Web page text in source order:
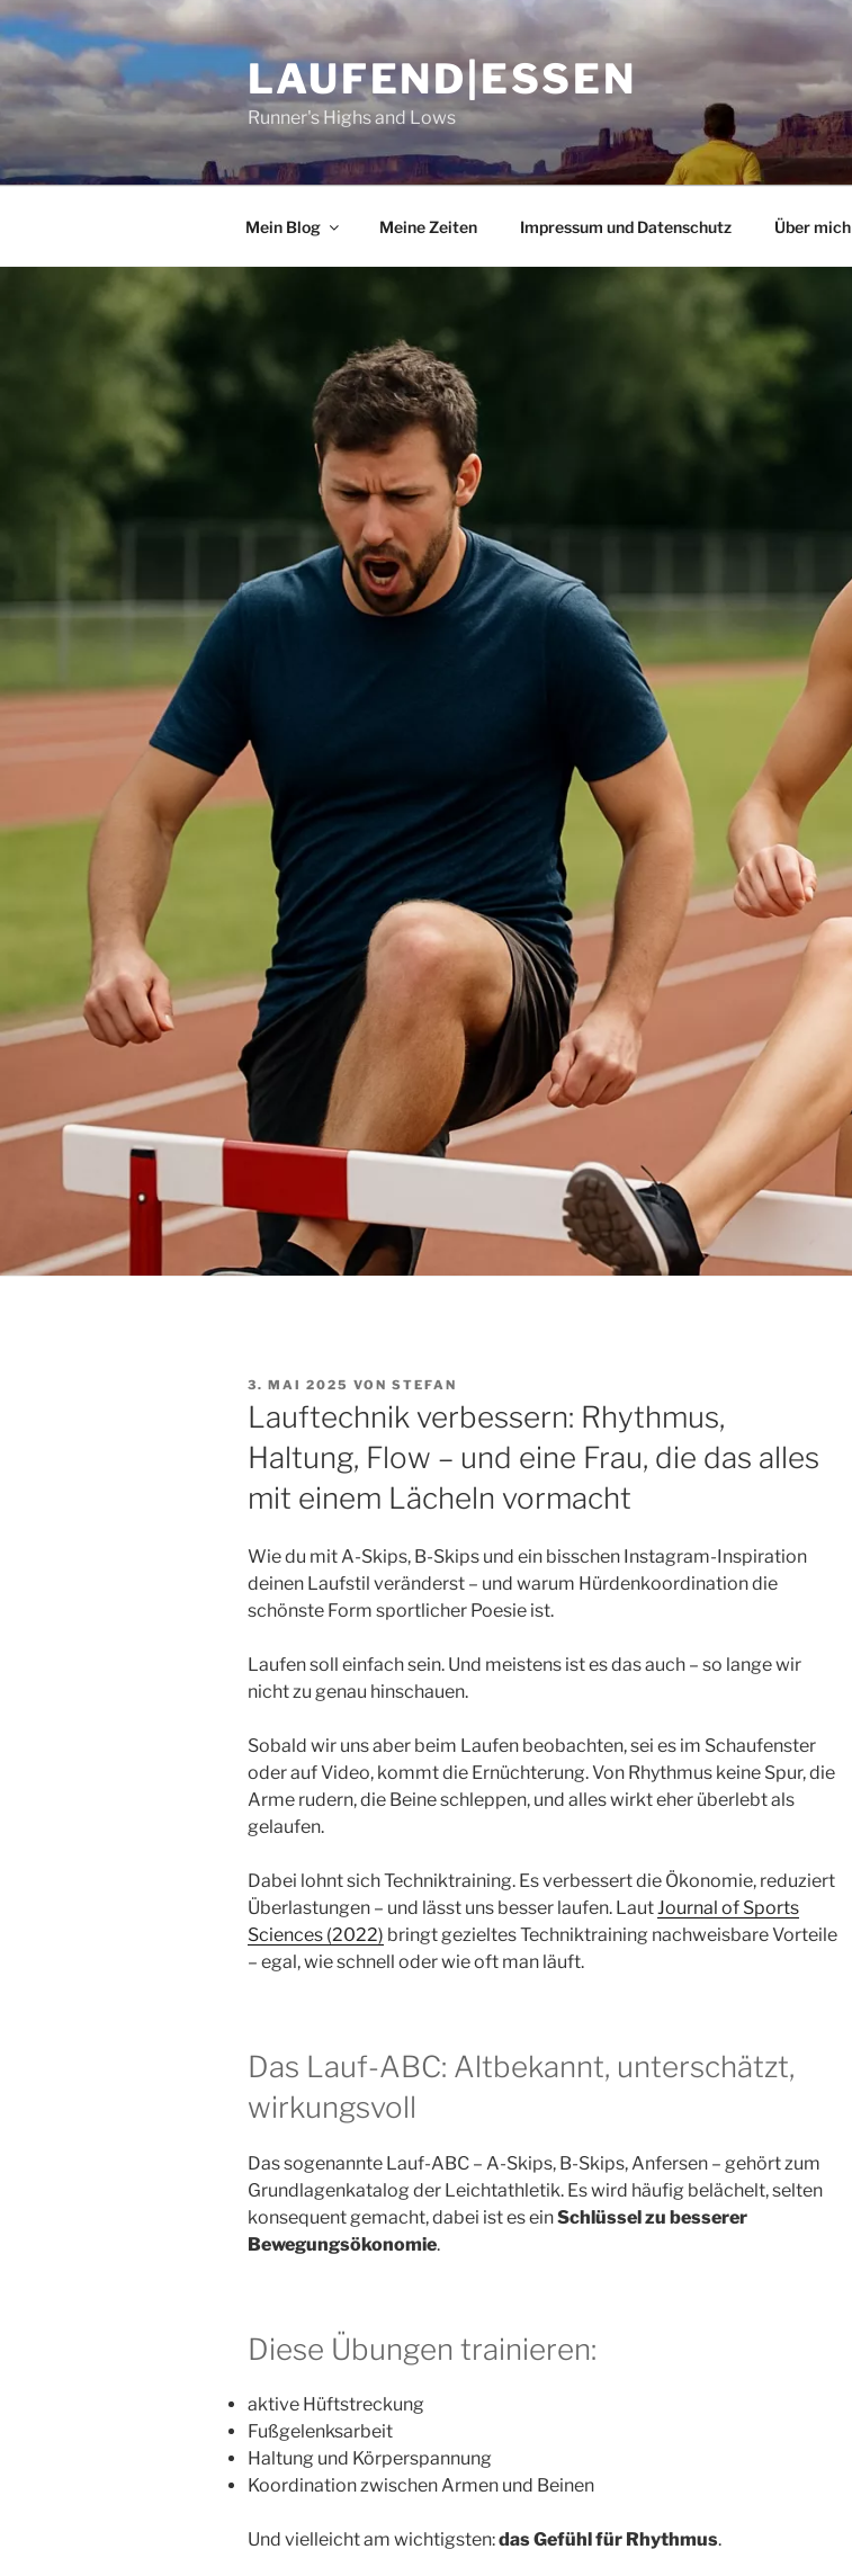
Zum
Inhalt
springen
LAUFEND|ESSEN
Runner's Highs and Lows
Mein Blog Meine Zeiten Impressum und Datenschutz Über mich
VERÖFFENTLICHT
AM
3. MAI 2025 VON STEFAN
Lauftechnik verbessern: Rhythmus,
Haltung, Flow – und eine Frau, die das alles
mit einem Lächeln vormacht
Wie du mit A-Skips, B-Skips und ein bisschen Instagram-Inspiration
deinen Laufstil veränderst – und warum Hürdenkoordination die
schönste Form sportlicher Poesie ist.
Laufen soll einfach sein. Und meistens ist es das auch – so lange wir
nicht zu genau hinschauen.
Sobald wir uns aber beim Laufen beobachten, sei es im Schaufenster
oder auf Video, kommt die Ernüchterung. Von Rhythmus keine Spur, die
Arme rudern, die Beine schleppen, und alles wirkt eher überlebt als
gelaufen.
Dabei lohnt sich Techniktraining. Es verbessert die Ökonomie, reduziert
Überlastungen – und lässt uns besser laufen. LautJournal of Sports
Sciences (2022) bringt gezieltes Techniktraining nachweisbare Vorteile
– egal, wie schnell oder wie oft man läuft.
Das Lauf-ABC: Altbekannt, unterschätzt,
wirkungsvoll
Das sogenannte Lauf-ABC – A-Skips, B-Skips, Anfersen – gehört zum
Grundlagenkatalog der Leichtathletik. Es wird häufig belächelt, selten
konsequent gemacht, dabei ist es einSchlüssel zu besserer
Bewegungsökonomie.
Diese Übungen trainieren:
aktive Hüftstreckung
Fußgelenksarbeit
Haltung und Körperspannung
Koordination zwischen Armen und Beinen
Und vielleicht am wichtigsten:das Gefühl für Rhythmus.